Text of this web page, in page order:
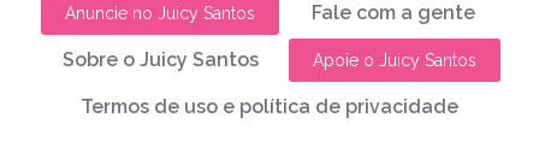
Anuncie no Juicy Santos Fale com a gente
Sobre o Juicy Santos Apoie o Juicy Santos
Termos de uso e política de privacidade